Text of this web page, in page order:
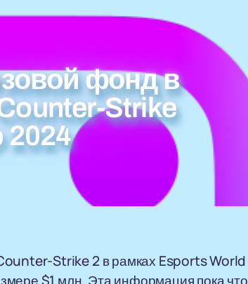
фонд в
Strike
2024
Strike 2 в рамках Esports World